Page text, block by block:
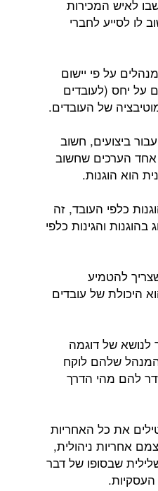
לאיש המכירות
לו לסייע לחברי
על פי יישום
על יחס (לעובדים
של העובדים.
ביצועים, חשוב
אחד הערכים שחשוב
הוא הוגנות.
כלפי העובד, זה
והגינות כלפי
להטמיע
היכולת של עובדים
לנושא של דוגמה
שלהם לוקח
להם מהי הדרך
את כל האחריות
אחריות ניהולית,
שבסופו של דבר